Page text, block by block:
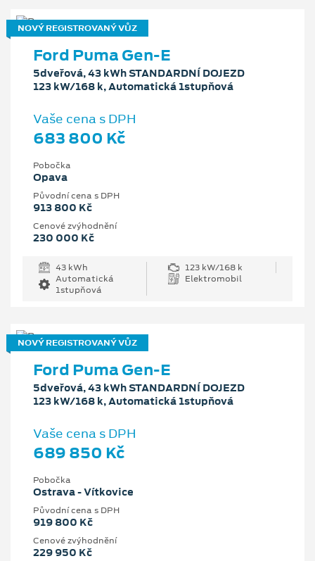
NOVÝ REGISTROVANÝ VŮZ
Ford Puma Gen-E
5dveřová, 43 kWh STANDARDNÍ DOJEZD
123 kW/168 k, Automatická 1stupňová
Vaše cena s DPH
683 800 Kč
Pobočka
Opava
Původní cena s DPH
913 800 Kč
Cenové zvýhodnění
230 000 Kč
43 kWh
123 kW/168 k
Automatická
1stupňová
Elektromobil
NOVÝ REGISTROVANÝ VŮZ
Ford Puma Gen-E
5dveřová, 43 kWh STANDARDNÍ DOJEZD
123 kW/168 k, Automatická 1stupňová
Vaše cena s DPH
689 850 Kč
Pobočka
Ostrava - Vítkovice
Původní cena s DPH
919 800 Kč
Cenové zvýhodnění
229 950 Kč